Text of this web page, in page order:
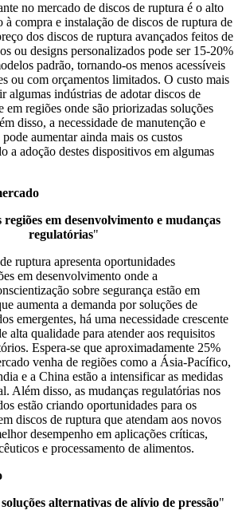
no mercado de discos de ruptura é o alto
à compra e instalação de discos de ruptura de
dos discos de ruptura avançados feitos de
ou designs personalizados pode ser 15-20%
padrão, tornando-os menos acessíveis
ou com orçamentos limitados. O custo mais
algumas indústrias de adotar discos de
em regiões onde são priorizadas soluções
disso, a necessidade de manutenção e
aumentar ainda mais os custos
a adoção destes dispositivos em algumas
em desenvolvimento e mudanças
regulatórias"
ruptura apresenta oportunidades
em desenvolvimento onde a
sobre segurança estão em
aumenta a demanda por soluções de
emergentes, há uma necessidade crescente
alta qualidade para atender aos requisitos
Espera-se que aproximadamente 25%
venha de regiões como a Ásia-Pacífico,
e a China estão a intensificar as medidas
Além disso, as mudanças regulatórias nos
estão criando oportunidades para os
discos de ruptura que atendam aos novos
desempenho em aplicações críticas,
e processamento de alimentos.
alternativas de alívio de pressão"